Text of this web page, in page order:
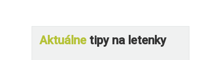
Aktuálne tipy na letenky